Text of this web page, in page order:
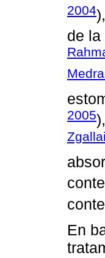
2004
de la
2005
Zgallai
En